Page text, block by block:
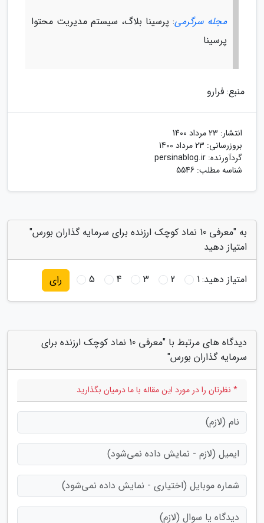
مجله سرگرمی: پرسینا بلاگ، سیستم مدیریت محتوا
پرسینا
منبع: فرارو
انتشار: 23 مرداد 1400
بروزرسانی: 23 مرداد 1400
گردآورنده: persinablog.ir
شناسه مطلب: 5546
به "معرفی 10 نماد کوچک ارزنده برای سرمایه گذاران بورس"
امتیاز دهید
امتیاز دهید:1
2
3
4
5 رای
دیدگاه های مرتبط با "معرفی 10 نماد کوچک ارزنده برای
سرمایه گذاران بورس"
* نظرتان را در مورد این مقاله با ما درمیان بگذارید